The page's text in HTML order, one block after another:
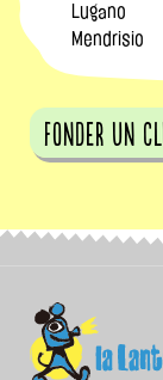
Lugano
Mendrisio
fonder un